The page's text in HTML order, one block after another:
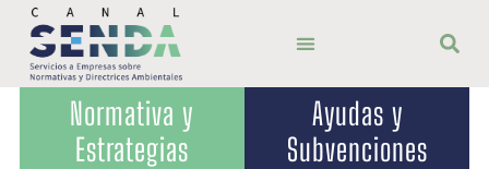
Normativa y
Estrategias
Ayudas y
Subvenciones